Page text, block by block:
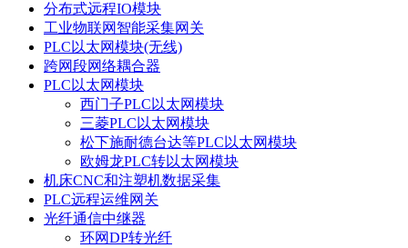
分布式远程IO模块
工业物联网智能采集网关
PLC以太网模块(无线)
跨网段网络耦合器
PLC以太网模块
西门子PLC以太网模块
三菱PLC以太网模块
松下施耐德台达等PLC以太网模块
欧姆龙PLC转以太网模块
机床CNC和注塑机数据采集
PLC远程运维网关
光纤通信中继器
环网DP转光纤